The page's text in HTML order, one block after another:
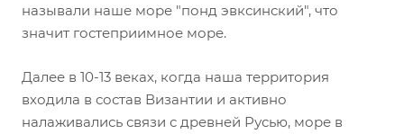
называли наше море "понд эвксинский", что
значит гостеприимное море.
Далее в 10-13 веках, когда наша территория
входила в состав Византии и активно
налаживались связи с древней Русью, море в